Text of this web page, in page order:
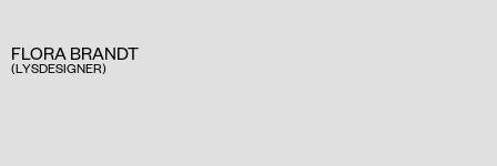
FLORA BRANDT
(LYSDESIGNER)